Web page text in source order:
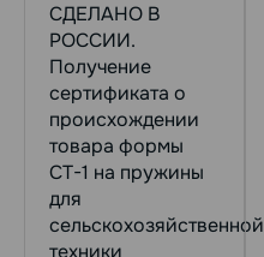
СДЕЛАНО В
РОССИИ.
Получение
сертификата о
происхождении
товара формы
СТ-1 на пружины
для
сельскохозяйственной
техники